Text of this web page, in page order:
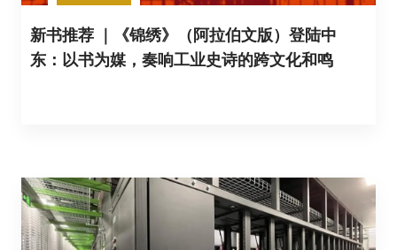
新书推荐 ｜《锦绣》（阿拉伯文版）登陆中
东：以书为媒，奏响工业史诗的跨文化和鸣